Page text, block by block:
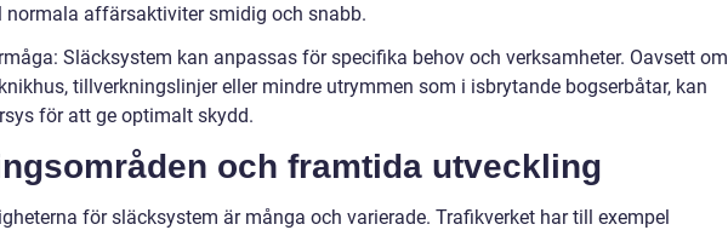
normala affärsaktiviter smidig och snabb.
Släcksystem kan anpassas för specifika behov och verksamheter. Oavsett om
tillverkningslinjer eller mindre utrymmen som i isbrytande bogserbåtar, kan
för att ge optimalt skydd.
och framtida utveckling
för släcksystem är många och varierade. Trafikverket har till exempel